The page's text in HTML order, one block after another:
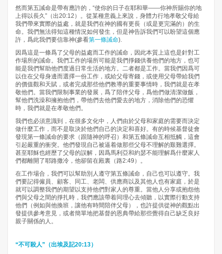
然而第五誡命是帶有應許的，“使你的日子在耶和華——你神所賜你的地
上得以長久”（出20:12）。從某種意義上來說，身體力行地孝敬父母給
我們帶來實際的益處，就是我們在神的國有更長（或是更完滿的）的生
命。我們無法得知這種情況如何發生，但是神告訴我們可以盼望這個應
許，爲此我們要信靠神(參看​第一條誡命).
因爲這是一條爲了父母的益處而工作的誡命，因此本質上這也是針對工
作場所的誡命。我們工作的場所可能是我們掙錢供養他們的地方，也可
能是我們幫助他們度過日常生活的地方。二者都是工作。當我們因爲可
以住在父母身邊而選擇一份工作，或給父母寄錢，或使用父母帶給我們
的價值觀和天賦，或者完成那些他們教導的重要事情時，我們就是在孝
敬他們。當我們限制事業的發展，爲了陪伴父母，爲他們做清潔做飯，
幫他們洗澡和擁抱他們，帶他們去他們愛去的地方，消除他們的恐懼
時，我們就是在孝敬他們。
我們也必須意識到，在很多文化中，人們由於父母和家庭的需要而決定
做什麼工作，而不是取決於他們自己的決定和喜好。有的時候基督徒會
發現第一條誡命的要求（跟隨神的呼召）和第五條誡命互相抵觸，這會
引起嚴重的衝突。他們發現自己被逼着做那些父母不理解的艱難選擇。
甚至耶穌也經歷了父母的誤解，因爲馬利亞和約瑟不能理解爲什麼家人
們都離開了耶路撒冷，他卻留在殿裏（路2:49）。
在工作場合，我們可以幫助別人遵守第五條誡命，自己也可以遵守。我
們要記得僱員、顧客、同工、老闆、供應商以及其他人也有家庭，於是
就可以調整我們的期望以支持他們對家人的尊重。當他人分享或抱怨他
們與父母之間的掙扎時，我們應該帶着同理心去傾聽，以實際行動支持
他們（例如與他換班，讓他有時間陪伴父母），也許提供從神的觀點出
發提供參考意見，或者簡單地把基督的恩典帶給那些覺得自己缺乏良好
親子關係的人。
“不可殺人”（出埃及記20:13）